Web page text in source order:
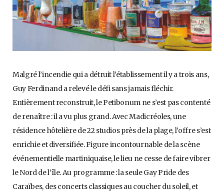
Malgré l’incendie qui a détruit l’établissement il y a trois ans,
Guy Ferdinand a relevé le défi sans jamais fléchir.
Entièrement reconstruit, le Petibonum ne s’est pas contenté
de renaître : il a vu plus grand. Avec Madicréoles, une
résidence hôtelière de 22 studios près de la plage, l’offre s’est
enrichie et diversifiée. Figure incontournable de la scène
événementielle martiniquaise, le lieu ne cesse de faire vibrer
le Nord de l’île. Au programme : la seule Gay Pride des
Caraïbes, des concerts classiques au coucher du soleil, et